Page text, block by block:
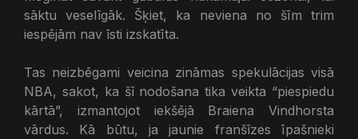
sāktu veselīgāk. Šķiet, ka neviena no šīm trim
iespējām nav īsti izskatīta.
Tas neizbēgami veicina zināmas spekulācijas visā
NBA, sakot, ka šī nodošana tika veikta “piespiedu
kārtā”, izmantojot iekšējā Braiena Vindhorsta
vārdus. Kā būtu, ja jaunie franšīzes īpašnieki